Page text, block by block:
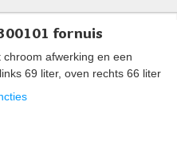
fornuis
afwerking en een
69 liter, oven rechts 66 liter